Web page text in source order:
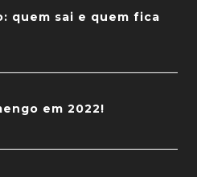
quem sai e quem fica
em 2022!